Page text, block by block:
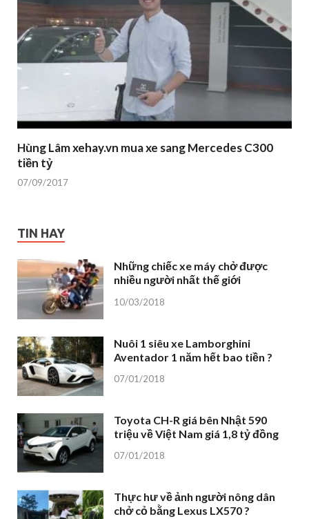
Hùng Lâm xehay.vn mua xe sang Mercedes C300
tiền tỷ
07/09/2017
TIN HAY
Những chiếc xe máy chở được
nhiều người nhất thế giới
10/03/2018
Nuôi 1 siêu xe Lamborghini
Aventador 1 năm hết bao tiền ?
07/01/2018
Toyota CH-R giá bên Nhật 590
triệu về Việt Nam giá 1,8 tỷ đồng
07/01/2018
Thực hư về ảnh người nông dân
chở cỏ bằng Lexus LX570 ?